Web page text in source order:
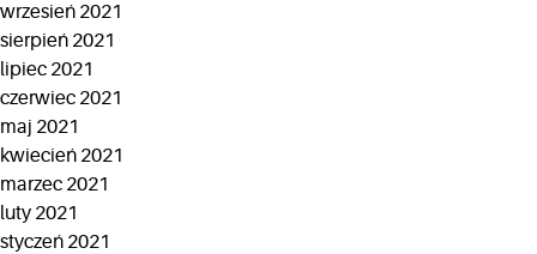
wrzesień 2021
sierpień 2021
lipiec 2021
czerwiec 2021
maj 2021
kwiecień 2021
marzec 2021
luty 2021
styczeń 2021